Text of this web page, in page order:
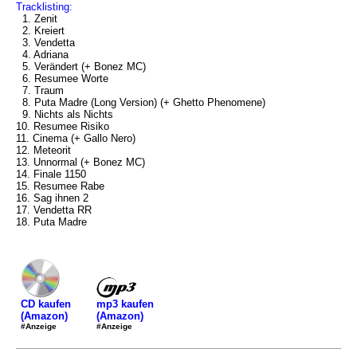
Tracklisting:
1. Zenit
2. Kreiert
3. Vendetta
4. Adriana
5. Verändert (+ Bonez MC)
6. Resumee Worte
7. Traum
8. Puta Madre (Long Version) (+ Ghetto Phenomene)
9. Nichts als Nichts
10. Resumee Risiko
11. Cinema (+ Gallo Nero)
12. Meteorit
13. Unnormal (+ Bonez MC)
14. Finale 1150
15. Resumee Rabe
16. Sag ihnen 2
17. Vendetta RR
18. Puta Madre
CD kaufen
(Amazon)
#Anzeige
mp3 kaufen
(Amazon)
#Anzeige